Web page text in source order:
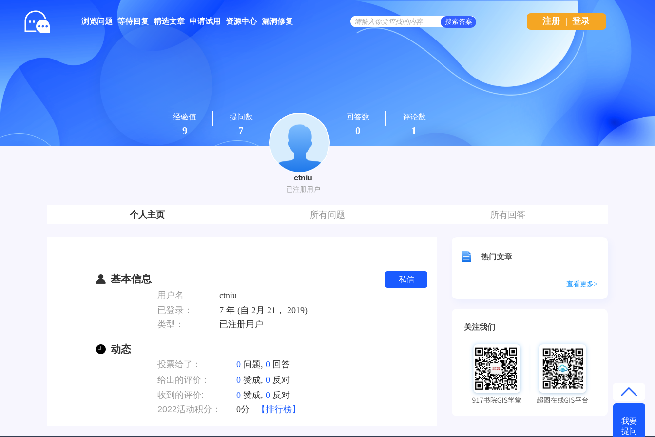
经验值
9
提问数
7
回答数
0
评论数
1
ctniu
已注册用户
个人主页 所有问题 所有回答
浏览问题 等待回复 精选文章 申请试用 资源中心 漏洞修复 注册 | 登录
我要
提问
基本信息 私信
用户名
ctniu
已登录：
7 年 (自 2月 21， 2019)
类型：
已注册用户
动态
投票给了： 0 问题, 0 回答
给出的评价：
0 赞成, 0 反对
收到的评价:
0 赞成, 0 反对
2022活动积分：
0分 【排行榜】
热门文章
查看更多>
关注我们